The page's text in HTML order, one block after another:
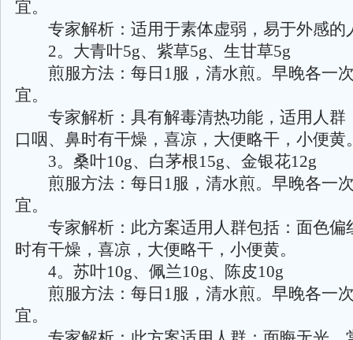
宜。
专家解析：适用于素体虚弱，易于外感的
2。大青叶5g、紫草5g、生甘草5g
煎服方法：每日1服，清水煎。早晚各一
宜。
专家解析：具有解毒清热功能，适用人群
口咽、鼻时有干燥，喜凉，大便略干，小便黄
3。桑叶10g、白茅根15g、金银花12g
煎服方法：每日1服，清水煎。早晚各一
宜。
专家解析：此方案适用人群包括：面色偏
时有干燥，喜凉，大便略干，小便黄。
4。苏叶10g、佩兰10g、陈皮10g
煎服方法：每日1服，清水煎。早晚各一
宜。